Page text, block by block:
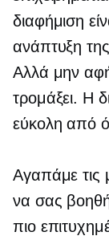
διαφήμιση
ανάπτυξη
Αλλά μην
τρομάξει. Η
εύκολη από
Αγαπάμε τις
να σας
πιο